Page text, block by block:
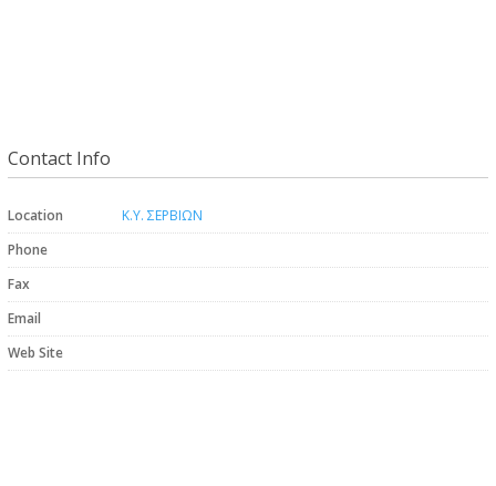
Contact Info
Location
Κ.Υ. ΣΕΡΒΙΩΝ
Phone
Fax
Email
Web Site